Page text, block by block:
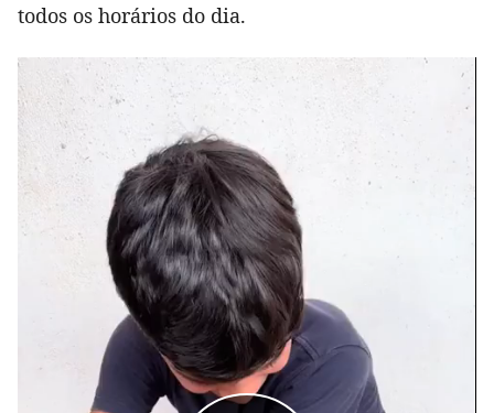
todos os horários do dia.